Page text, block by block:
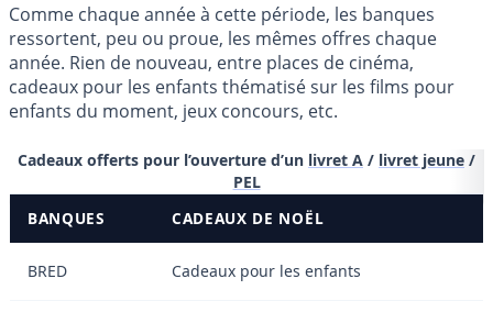
Comme chaque année à cette période, les banques
ressortent, peu ou proue, les mêmes offres chaque
année. Rien de nouveau, entre places de cinéma,
cadeaux pour les enfants thématisé sur les films pour
enfants du moment, jeux concours, etc.
Cadeaux offerts pour l’ouverture d’un livret A / livret jeune /
PEL
BANQUES
CADEAUX DE NOËL
BRED Cadeaux pour les enfants